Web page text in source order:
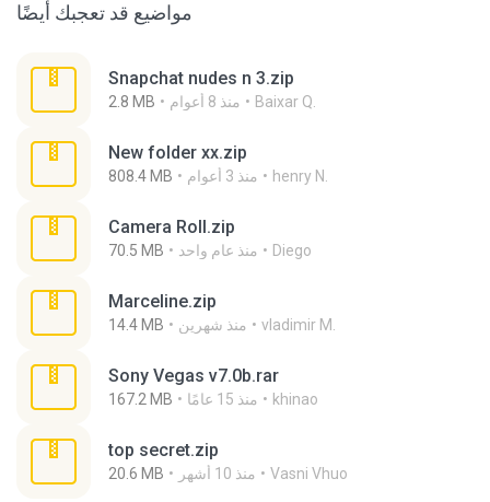
مواضيع قد تعجبك أيضًا
Snapchat nudes n 3.zip
2.8 MB منذ 8 أعوام Baixar Q.
New folder xx.zip
808.4 MB منذ 3 أعوام henry N.
Camera Roll.zip
70.5 MB منذ عام واحد Diego
Marceline.zip
14.4 MB منذ شهرين vladimir M.
Sony Vegas v7.0b.rar
167.2 MB منذ 15 عامًا khinao
top secret.zip
20.6 MB منذ 10 أشهر Vasni Vhuo